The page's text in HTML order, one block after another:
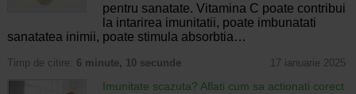
pentru sanatate. Vitamina C poate contribui
la intarirea imunitatii, poate imbunatati
sanatatea inimii, poate stimula absorbtia…
Timp de citire: 6 minute, 10 secunde 17 ianuarie 2025
Imunitate scazuta? Aflati cum sa actionati corect